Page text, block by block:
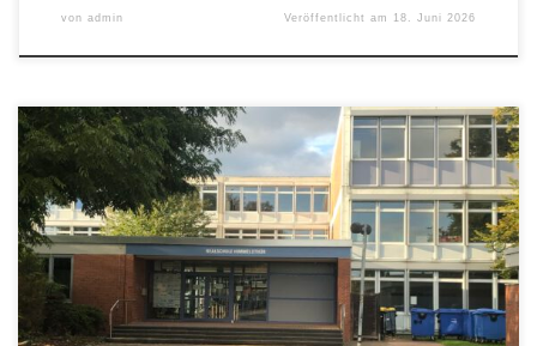
von admin Veröffentlicht am 18. Juni 2026
In der aktuellen Diskussion um die zukünftige Schulentwicklung in
Hildesheim gibt es einen neuen Stand: Der Schulausschuss hat sich
in seiner jüngsten Sitzung einstimmig dafür ausgesprochen, die
stark steigenden Schülerzahlen im Hauptschulbereich zunächst
ohne die Umwandlung der Realschulen in Oberschulen zu
bewältigen. Auch der Neubau einer weiteren Hauptschule ist
vorerst […]